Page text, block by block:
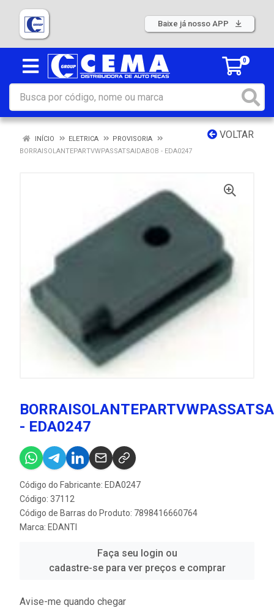
Baixe já nosso APP
0
VOLTAR
INÍCIO ELETRICA
PROVISORIA
BORRAISOLANTEPARTVWPASSATSAIDABOB - EDA0247
- EDA0247
Código do Fabricante: EDA0247
Código: 37112
Código de Barras do Produto: 7898416660764
Marca: EDANTI
Faça seu login ou
cadastre-se para ver preços e comprar
Avise-me quando chegar